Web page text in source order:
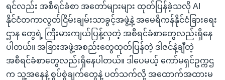
ရင်လည်း အစီရင်ခံစာ အတော်များများ ထုတ်ပြန်ခဲ့သလို AI
နိုင်ငံတကာလွတ်ငြိမ်းချမ်းသာခွင့်အဖွဲ့နဲ့ အမေရိကန်နိုင်ငံခြားရေး
ဌာန တွေရဲ့ ကြီးမားကျယ်ပြန့်လှတဲ့ အစီရင်ခံစာတွေလည်းရှိနေ
ပါတယ်။ အခြားအဖွဲ့အစည်းတွေထုတ်ပြန်တဲ့ ဒါဇင်နဲ့ချီတဲ့
အစီရင်ခံစာတွေလည်းရှိနေပါတယ်။ ဒါပေမယ့် ကော်မရှင်ဥက္ကဌ
က သူ့အနေနဲ့ စွပ်စွဲချက်တွေနဲ့ ပတ်သက်လို့ အထောက်အထားမ